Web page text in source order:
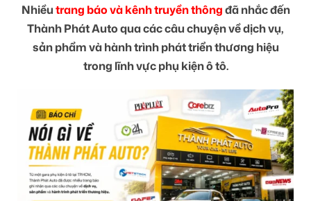
Nhiềutrang báo và kênh truyền thôngđã nhắc đến
Thành Phát Auto qua các câu chuyện về dịch vụ,
sản phẩm và hành trình phát triển thương hiệu
trong lĩnh vực phụ kiện ô tô.